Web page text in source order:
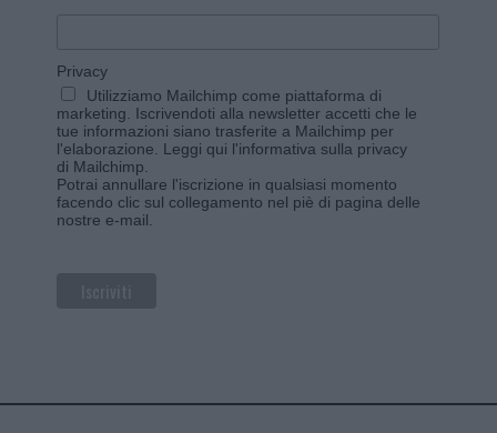
Privacy
Utilizziamo Mailchimp come piattaforma di
marketing. Iscrivendoti alla newsletter accetti che le
tue informazioni siano trasferite a Mailchimp per
l'elaborazione. Leggi qui l'informativa sulla privacy
di Mailchimp
Potrai annullare l'iscrizione in qualsiasi momento
facendo clic sul collegamento nel piè di pagina delle
nostre e-mail.